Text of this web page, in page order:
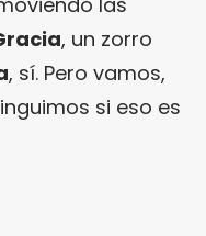
, un zorro
, sí. Pero vamos,
si eso es